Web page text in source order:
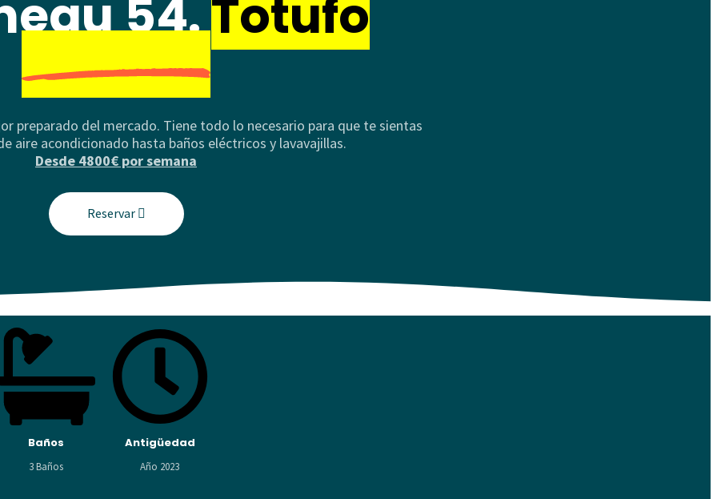
54.Totufo
preparado del mercado. Tiene todo lo necesario para que te sientas
aire acondicionado hasta baños eléctricos y lavavajillas.
Desde 4800€ por semana
Reservar
Baños
3 Baños
Antigüedad
Año 2023